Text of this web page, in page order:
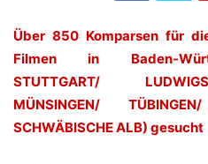
Über 850 Komparsen für
Filmen in Baden-
STUTTGART/
MÜNSINGEN/
SCHWÄBISCHE ALB) gesucht